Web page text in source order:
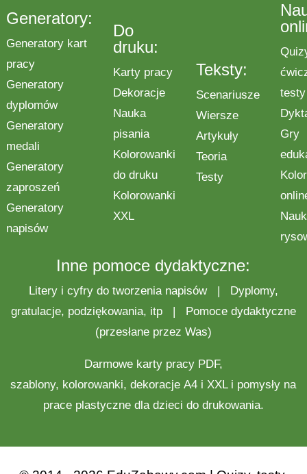
Generatory:
Generatory kart
pracy
Generatory
dyplomów
Generatory
medali
Generatory
zaproszeń
Generatory
napisów
Do
druku:
Karty pracy
Dekoracje
Nauka
pisania
Kolorowanki
do druku
Kolorowanki
XXL
Teksty:
Scenariusze
Wiersze
Artykuły
Teoria
Testy
testy
Gry
Inne pomoce dydaktyczne:
Litery i cyfry do tworzenia napisów|
Dyplomy,
gratulacje, podziękowania, itp|
Pomoce dydaktyczne
(przesłane przez Was)
Darmowe karty pracyPDF,
szablony, kolorowanki,dekoracje A4 i XXL i pomysły na
prace plastycznedla dzieci do drukowania.